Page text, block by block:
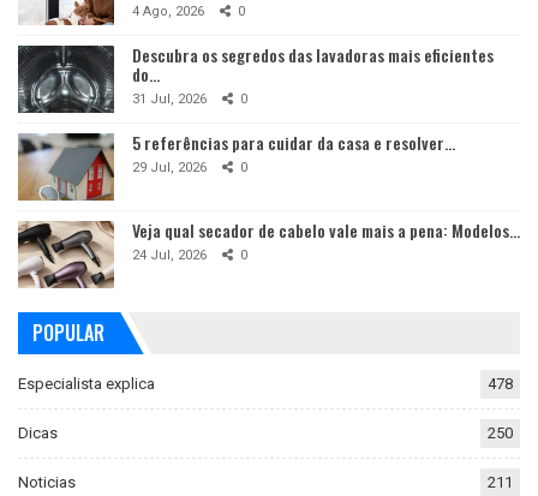
4 Ago, 2026 0
Descubra os segredos das lavadoras mais eficientes
do…
31 Jul, 2026 0
5 referências para cuidar da casa e resolver…
29 Jul, 2026 0
Veja qual secador de cabelo vale mais a pena: Modelos…
24 Jul, 2026 0
POPULAR
Especialista explica 478
Dicas 250
Noticias 211